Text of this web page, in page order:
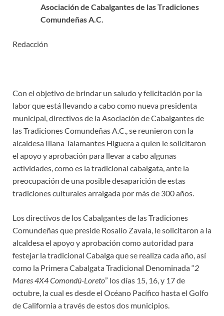
Asociación de Cabalgantes de las Tradiciones
Comundeñas A.C.
Redacción
Con el objetivo de brindar un saludo y felicitación por la
labor que está llevando a cabo como nueva presidenta
municipal, directivos de la Asociación de Cabalgantes de
las Tradiciones Comundeñas A.C., se reunieron con la
alcaldesa Iliana Talamantes Higuera a quien le solicitaron
el apoyo y aprobación para llevar a cabo algunas
actividades, como es la tradicional cabalgata, ante la
preocupación de una posible desaparición de estas
tradiciones culturales arraigada por más de 300 años.
Los directivos de los Cabalgantes de las Tradiciones
Comundeñas que preside Rosalío Zavala, le solicitaron a la
alcaldesa el apoyo y aprobación como autoridad para
festejar la tradicional Cabalga que se realiza cada año, así
como la Primera Cabalgata Tradicional Denominada “2
Mares 4X4 Comondú-Loreto” los días 15, 16, y 17 de
octubre, la cual es desde el Océano Pacífico hasta el Golfo
de California a través de estos dos municipios.